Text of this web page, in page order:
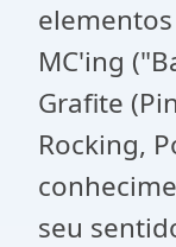
MC'ing
Grafite
Rocking,
seu